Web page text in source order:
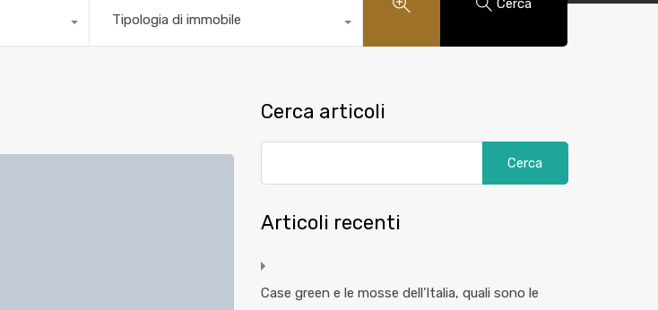
Tipologia di immobile
Cerca
Cerca articoli
Articoli recenti
Case green e le mosse dell’Italia, quali sono le